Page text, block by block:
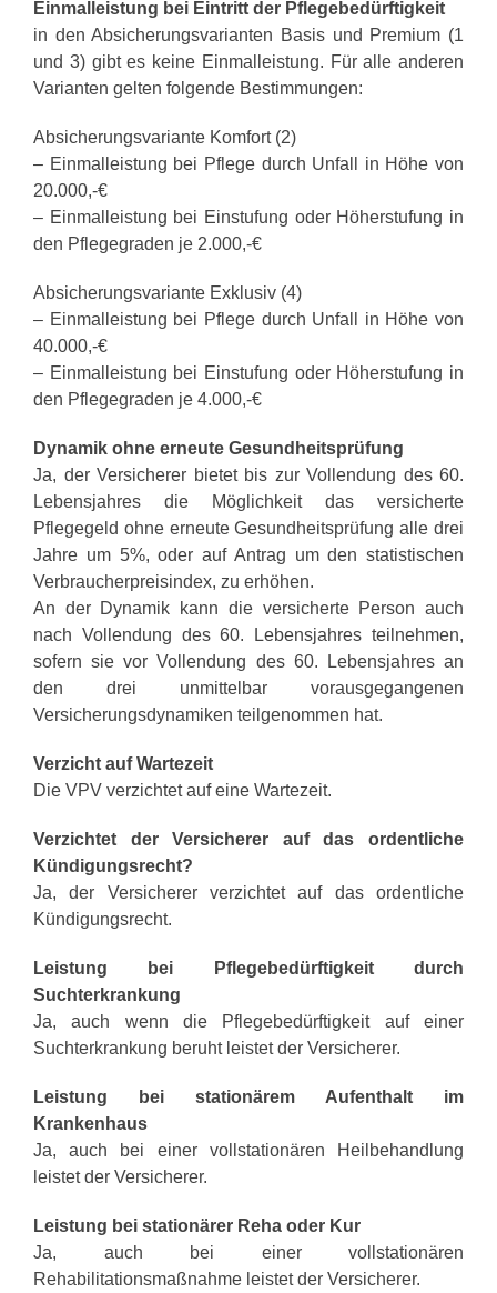
Einmalleistung bei Eintritt der Pflegebedürftigkeit
in den Absicherungsvarianten Basis und Premium (1
und 3) gibt es keine Einmalleistung. Für alle anderen
Varianten gelten folgende Bestimmungen:
Absicherungsvariante Komfort (2)
– Einmalleistung bei Pflege durch Unfall in Höhe von
20.000,-€
– Einmalleistung bei Einstufung oder Höherstufung in
den Pflegegraden je 2.000,-€
Absicherungsvariante Exklusiv (4)
– Einmalleistung bei Pflege durch Unfall in Höhe von
40.000,-€
– Einmalleistung bei Einstufung oder Höherstufung in
den Pflegegraden je 4.000,-€
Dynamik ohne erneute Gesundheitsprüfung
Ja, der Versicherer bietet bis zur Vollendung des 60.
Lebensjahres die Möglichkeit das versicherte
Pflegegeld ohne erneute Gesundheitsprüfung alle drei
Jahre um 5%, oder auf Antrag um den statistischen
Verbraucherpreisindex, zu erhöhen.
An der Dynamik kann die versicherte Person auch
nach Vollendung des 60. Lebensjahres teilnehmen,
sofern sie vor Vollendung des 60. Lebensjahres an
den drei unmittelbar vorausgegangenen
Versicherungsdynamiken teilgenommen hat.
Verzicht auf Wartezeit
Die VPV verzichtet auf eine Wartezeit.
Verzichtet der Versicherer auf das ordentliche
Kündigungsrecht?
Ja, der Versicherer verzichtet auf das ordentliche
Kündigungsrecht.
Leistung bei Pflegebedürftigkeit durch
Suchterkrankung
Ja, auch wenn die Pflegebedürftigkeit auf einer
Suchterkrankung beruht leistet der Versicherer.
Leistung bei stationärem Aufenthalt im
Krankenhaus
Ja, auch bei einer vollstationären Heilbehandlung
leistet der Versicherer.
Leistung bei stationärer Reha oder Kur
Ja, auch bei einer vollstationären
Rehabilitationsmaßnahme leistet der Versicherer.